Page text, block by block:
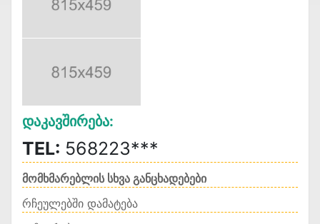
Დაკავშირება:
TEL: 568223***
მომხმარებლის სხვა განცხადებები
რჩეულებში დამატება